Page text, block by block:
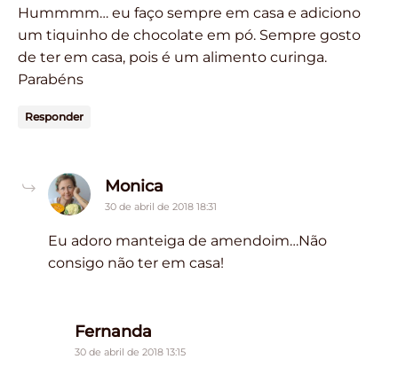
Hummmm… eu faço sempre em casa e adiciono
um tiquinho de chocolate em pó. Sempre gosto
de ter em casa, pois é um alimento curinga.
Parabéns
Responder
Monica
30 de abril de 2018 18:31
Eu adoro manteiga de amendoim…Não
consigo não ter em casa!
Fernanda
30 de abril de 2018 13:15